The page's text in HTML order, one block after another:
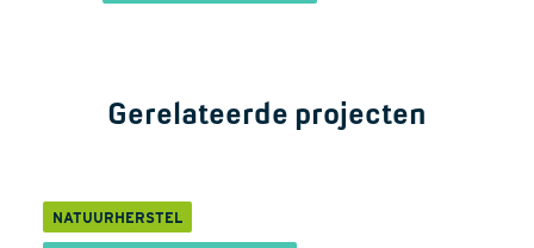
Gerelateerde projecten
NATUURHERSTEL